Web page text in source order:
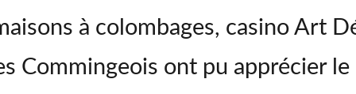
à colombages, casino Art
Commingeois ont pu apprécier